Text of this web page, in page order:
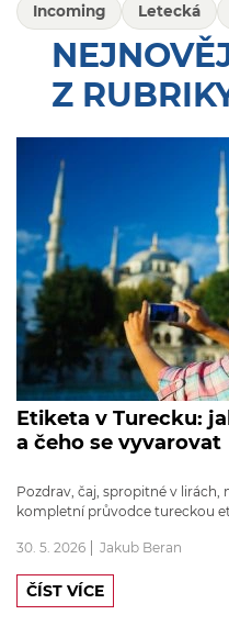
Incoming Letecká
Z
Etiketa v Turecku:
a čeho se vyvarovat
Pozdrav, čaj, spropitné v lirách,
kompletní průvodce tureckou
30. 5. 2026 Jakub Beran
ČÍST VÍCE